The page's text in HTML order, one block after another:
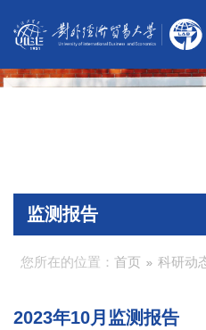
监测报告
您所在的位置： 首页 科研动
2023年10月监测报告